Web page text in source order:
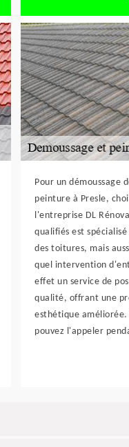
Pour un démoussage
peinture à Presle,
l'entreprise DL
qualifiés est
des toitures, mais
quel intervention
effet un service de
qualité, offrant une
esthétique améliorée.
pouvez l'appeler